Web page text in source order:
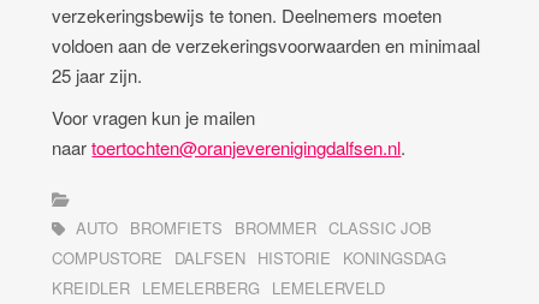
verzekeringsbewijs te tonen. Deelnemers moeten
voldoen aan de verzekeringsvoorwaarden en minimaal
25 jaar zijn.
Voor vragen kun je mailen
naartoertochten@oranjeverenigingdalfsen.nl.
AUTO BROMFIETS BROMMER CLASSIC JOB
COMPUSTORE
DALFSEN HISTORIE
KONINGSDAG
KREIDLER LEMELERBERG
LEMELERVELD